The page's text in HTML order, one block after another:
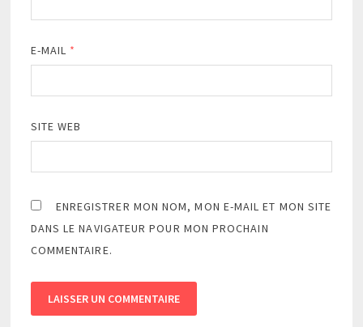
E-MAIL *
SITE WEB
ENREGISTRER MON NOM, MON E-MAIL ET MON SITE
DANS LE NAVIGATEUR POUR MON PROCHAIN
COMMENTAIRE.